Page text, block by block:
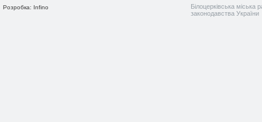
Розробка: Infino
Білоцерківська міська
законодавства України